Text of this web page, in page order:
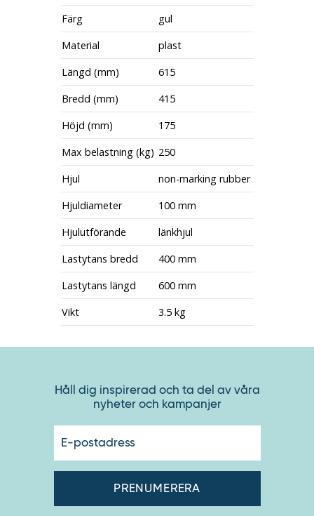
Färg
gul
Material
plast
Längd (mm)
615
Bredd (mm)
415
Höjd (mm)
175
Max belastning (kg) 250
Hjul
non-marking rubber
Hjuldiameter
100 mm
Hjulutförande
länkhjul
Lastytans bredd
400 mm
Lastytans längd
600 mm
Vikt
3.5 kg
Håll dig inspirerad och ta del av våra
nyheter och kampanjer